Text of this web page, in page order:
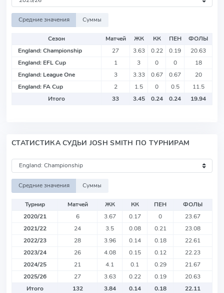
Средние значения Суммы
Сезон Матчей ЖК КК ПЕН
ФОЛЫ
England: Championship
27 3.63 0.22 0.19
20.63
England: EFL Cup
1 3 0 0
18
England: League One
3 3.33 0.67 0.67
20
England: FA Cup
2 1.5 0 0.5
11.5
Итого
33 3.45 0.24 0.24 19.94
СТАТИСТИКА СУДЬИ JOSH SMITH ПО ТУРНИРАМ
Средние значения Суммы
Турнир Матчей ЖК КК ПЕН
ФОЛЫ
2020/21
6 3.67 0.17 0
23.67
2021/22
24 3.5 0.08 0.21
23.08
2022/23
28 3.96 0.14 0.18
22.61
2023/24
26 4.08 0.15 0.12
22.23
2024/25
21 4.1 0.1 0.29
21.67
2025/26
27 3.63 0.22 0.19
20.63
Итого
132 3.84 0.14 0.18 22.11